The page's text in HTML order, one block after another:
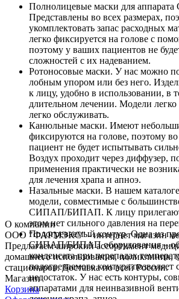
Полнолицевые маски для
Представлены во всех размерах,
укомплектовать запас расходных
легко фиксируется на голове с
поэтому у ваших пациентов не
сложностей с их надеванием.
Ротоносовые маски. У нас можно
лобным упором или без него.
к лицу, удобно в использовании, в
длительном лечении. Модели легко
легко обслуживать.
Канюльные маски. Имеют
фиксируются на голове, поэтому
пациент не будет испытывать
Воздух проходит через диффузер,
применения практически не
для лечения храпа и апноэ.
Назальные маски. В нашем
модели, совместимые с
СИПАП/БИПАП. К лицу прилегают
этом нет сильного давления на
Подогреваемый контур. Одна из
СИПАП/БИПАП оборудования –
конденсата при перепадах
подогреваемого контура позволяет
недостаток. У нас есть контуры,
аппаратами для неинвазивной
О компании
ООО "ФАРМЭКС" - интернет магазин
Предлагаем широкий ассортимент
домашнего использования, поликлиник,
стационаров. Доставка по всей России.
Магазин
Корзина